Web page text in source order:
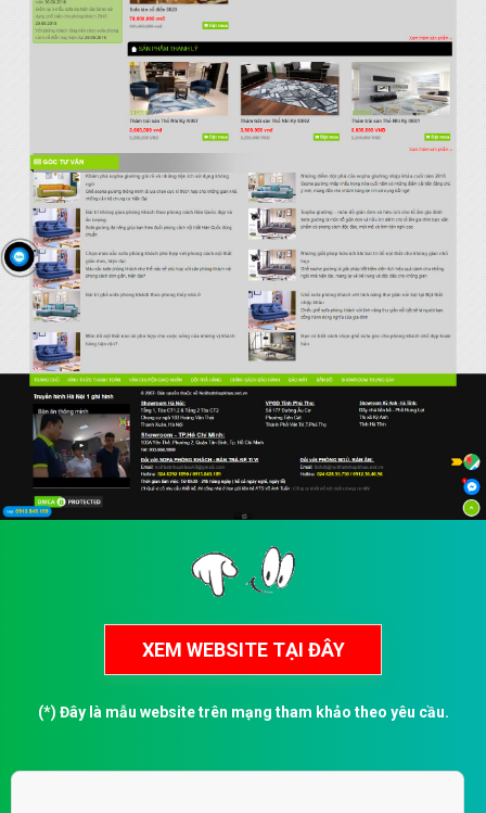
(*) Đây là mẫu website trên mạng tham khảo theo yêu cầu.